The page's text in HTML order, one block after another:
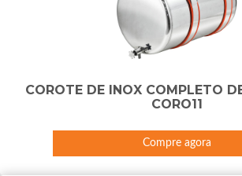
COROTE DE INOX COMPLETO
CORO11
Compre agora